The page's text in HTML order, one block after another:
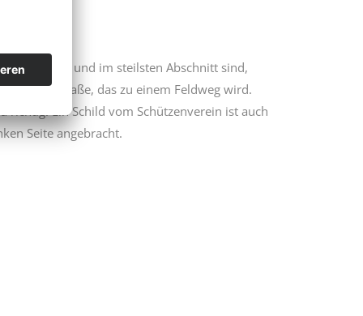
fahren und im steilsten Abschnitt sind,
Stück Straße, das zu einem Feldweg wird.
richtig! Ein Schild vom Schützenverein ist auch
Seite angebracht.